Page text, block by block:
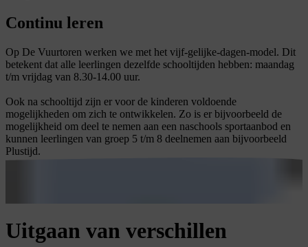
Continu leren
Op De Vuurtoren werken we met het vijf-gelijke-dagen-model. Dit
betekent dat alle leerlingen dezelfde schooltijden hebben: maandag
t/m vrijdag van 8.30-14.00 uur.
Ook na schooltijd zijn er voor de kinderen voldoende
mogelijkheden om zich te ontwikkelen. Zo is er bijvoorbeeld de
mogelijkheid om deel te nemen aan een naschools sportaanbod en
kunnen leerlingen van groep 5 t/m 8 deelnemen aan bijvoorbeeld
Plustijd.
Uitgaan van verschillen